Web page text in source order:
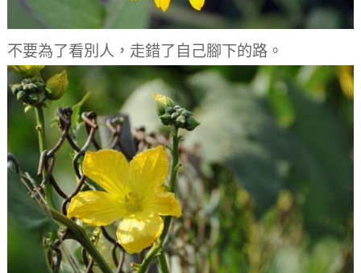
不要為了看別人，走錯了自己腳下的路。